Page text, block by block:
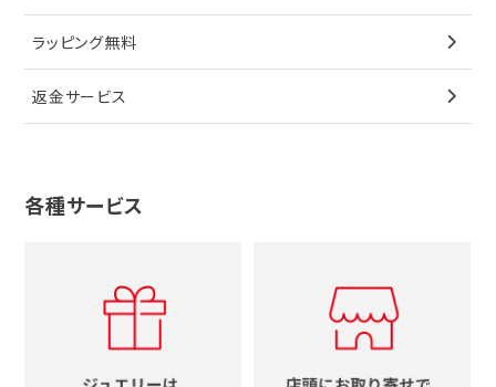
ブローチ
その他
ノーブランドジュエリーをすべて見る
ペンダントトップ
ブローチ
その他
ティファニー
ブルガリ
グッチ
シューズ
香水
シャネル
コーチ
タグホイヤー
カルティエ
セイコー
メンズ時計
時計をすべて見る
ウノアエレ
4℃
グッチ
ルイヴィトン
エルメス
リボン
花
十字架
イニシャル
ラッピング無料
返金サービス
各種サービス